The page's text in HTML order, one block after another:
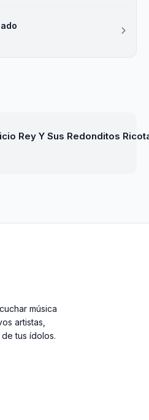
Rey Y Sus Redonditos
música
artistas,
tus ídolos.